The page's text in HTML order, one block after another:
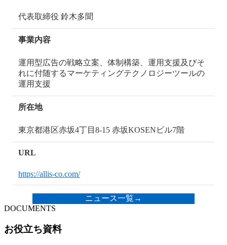
代表取締役 鈴木多聞
事業内容
運用型広告の戦略立案、体制構築、運用支援及びそ
れに付随するマーケティングテクノロジーツールの
運用支援
所在地
東京都港区赤坂4丁目8-15 赤坂KOSENビル7階
URL
https://allis-co.com/
ニュース一覧 →
DOCUMENTS
お役立ち資料